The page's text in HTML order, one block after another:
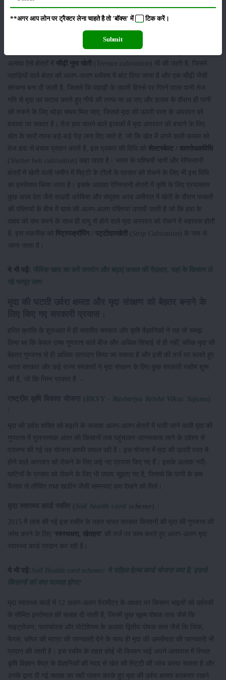
की मदद से जुताई के दौरान बनने वाली अलग-अलग पंक्तियों में जल का वितरण किया
जा सकता है। मिट्टी की गुणवत्ता एवं उर्वरा शक्ति तथा संरचना को बरकरार रखने में
लाई जाती है, भारत में भी हिमाचल प्रदेश, उत्तराखंड और आसाम तथा सिक्किम जैसे
राज्यों के किसान इस विधि की मदद से मृदा अपरदन को रोकने में सफल हुए है। इसके
अलावा ऐसे क्षेत्रों में सीढ़ी नुमा खेती ( Terrace cultivation ) भी की जाती है, जिसमें
पहाड़ियों वाले क्षेत्र को अलग-अलग ब्लॉक्स में बांट दिया जाता है और एक सीढ़ी जैसी
संरचना बना दी जाती है, जिससे कि पहाड़ी के ऊपरी हिस्से पर गिरने वाला पानी तेज
गति से मृदा का कटाव करते हुए नीचे की तरफ ना आ पाए और ढलाव के दौरान ही पानी
को रुकने के लिए थोड़ा समय मिल जाए, जिससे मृदा की ऊपरी परत के अपरदन को
बचाया जा सकता है। तेज हवा चलने वाले इलाकों में मृदा अपरदन को बचाने के लिए
खेत के चारों तरफ बड़े-बड़े पेड़ लगा दिए जाते है, जो कि खेत में उगने वाली फसल को
तेज हवा से बचाव प्रदान करते है, इस प्रकार की विधि को शेल्टरबेल्ट वातरोधकविधि
( Shelter belt cultivation ) कहा जाता है। भारत के पश्चिमी भागों और रेगिस्तानी
क्षेत्रों में खेती वाली जमीन में मिट्टी के टीलों के प्रसार को रोकने के लिए भी इस विधि
का इस्तेमाल किया जाता है। इसके अलावा रेगिस्तानी क्षेत्रों में कृषि के लिए प्रयासरत
कुछ अरब देश जैसे सऊदी अरेबिया और संयुक्त अरब अमीरात में खेती के दौरान फसलों
की पंक्तियों के बीच में घास की अलग-अलग पंक्तियां उगायी जाती है जो कि हवा के
दबाव को कम करने के साथ ही वायु से होने वाले मृदा अपरदन को रोकने में सहायक होती
है, इस तकनीक को स्ट्रिपक्रॉपिंग/ पट्टीदारखेती ( Strip Cultivation ) के नाम से
जाना जाता है।
ये भी पढ़ें: जैविक खाद का करें उपयोग और बढ़ाएं फसल की पैदावार, यहां के किसान ले
रहे भरपूर लाभ
हरित क्रांति के शुरुआत में ही भारतीय सरकार और कृषि वैज्ञानिकों ने यह तो समझ
लिया था कि केवल उच्च गुणवत्ता वाले बीज और अधिक सिंचाई से ही नहीं, बल्कि मृदा की
बेहतर गुणवत्ता से ही अधिक उत्पादन किया जा सकता है और इसी की तर्ज पर चलते हुए
भारत सरकार और कई राज्य सरकारों ने मृदा संरक्षण के लिए कुछ सरकारी स्कीम शुरू
की है, जो कि निम्न प्रकार है :-
RKVY - Rashtriya Krishi Vikas Yojana
मृदा की उर्वरा शक्ति को बढ़ाने के अलावा अलग-अलग क्षेत्रों में पायी जाने वाली मृदा की
गुणवत्ता में तुलनात्मक अंतर को किसानों तक पहुंचाकर जागरूकता लाने के उद्देश्य से
प्रारम्भ की गई यह योजना काफी सफल रही है। इस योजना में मृदा की ऊपरी परत में
होने वाले अपरदन को रोकने के लिए कई नए प्रयास किए गए हैं। इसके अलावा नदी-
घाटियों के प्रसार को रोकने के लिए भी उपाय सुझाए गए है, जिससे कि पानी के कम
फैलाव से लीचिंग तथा खडीन जैसी समस्याएं कम देखने को मिले।
Soil health card
2015 में लांच की गई इस स्कीम के तहत भारत सरकार किसानों की मृदा की गुणवत्ता की
जांच करने के लिए
स्वस्थधरा खेतहरा
की तर्ज पर काम करते हुए अलग-अलग मृदा
स्वास्थ्य कार्ड प्रदान कर रही है।
ये भी पढ़ें: Soil Health card scheme: ये सॉइल हेल्थ कार्ड योजना क्या है, इससे
किसानों को क्या फायदा होगा?
मृदा स्वास्थ्य कार्ड में 12 अलग-अलग पैरामीटर के आधार पर किसान भाइयों को उर्वरकों
के सीमित इस्तेमाल की सलाह दी जाती है, जिनमें कुछ सूक्ष्म पोषक तत्व जैसे कि
नाइट्रोजन, फास्फोरस और पोटेशियम के अलावा द्वितीय पोषक तत्व जैसे कि जिंक,
फेरस, कॉपर की मात्रा की जानकारी देने के साथ ही मृदा की अम्लीयता की जानकारी भी
प्रदान की जाती है। इस स्कीम के तहत कोई भी किसान भाई अपने आसपास में स्थित
कृषि विज्ञान केंद्र के वैज्ञानिकों की मदद से खेत की मिट्टी की जांच करवा सकता है और
उनके द्वारा दी गई सलाह का सही पालन करके हुए मृदा की उर्वरा क्षमता बरकरार रखने
**अगर आप लोन पर ट्रैक्टर लेना चाहते है तो 'बॉक्स' में टिककरें।
Submit